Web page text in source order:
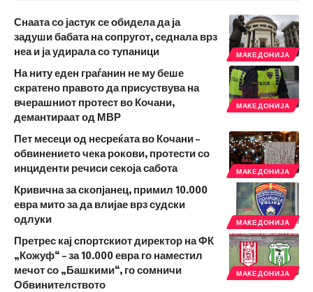
МАКЕДОНИЈА
Снаата со јастук се обидела да ја
задуши бабата на сопругот, седнала врз
неа и ја удирала со тупаници
МАКЕДОНИЈА
На ниту еден граѓанин не му беше
скратено правото да присуствува на
вчерашниот протест во Кочани,
демантираат од МВР
МАКЕДОНИЈА
Пет месеци од несреќата во Кочани –
обвинението чека рокови, протести со
инциденти речиси секоја сабота
МАКЕДОНИЈА
Кривична за скопјанец, примил 10.000
евра мито за да влијае врз судски
одлуки
МАКЕДОНИЈА
Претрес кај спортскиот директор на ФК
„Кожуф“ – за 10.000 евра го наместил
мечот со „Башкими“, го сомничи
Обвинителството